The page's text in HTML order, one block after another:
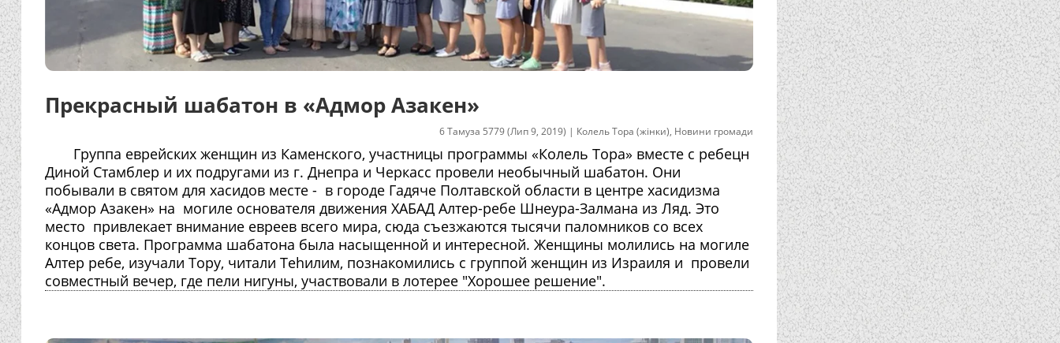
Прекрасный шабатон в «Адмор Азакен»
6 Тамуза 5779 (Лип 9, 2019) | Колель Тора (жінки), Новини громади
Группа еврейских женщин из Каменского, участницы программы «Колель Тора» вместе с ребецн
Диной Стамблер и их подругами из г. Днепра и Черкасс провели необычный шабатон. Они
побывали в святом для хасидов месте - в городе Гадяче Полтавской области в центре хасидизма
«Адмор Азакен» на могиле основателя движения ХАБАД Алтер-ребе Шнеура-Залмана из Ляд. Это
место привлекает внимание евреев всего мира, сюда съезжаются тысячи паломников со всех
концов света. Программа шабатона была насыщенной и интересной. Женщины молились на могиле
Алтер ребе, изучали Тору, читали Теhилим, познакомились с группой женщин из Израиля и провели
совместный вечер, где пели нигуны, участвовали в лотерее "Хорошее решение".